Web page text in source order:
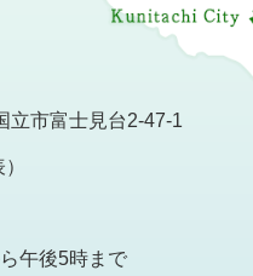
立市富士見台2-47-1
午後5時まで